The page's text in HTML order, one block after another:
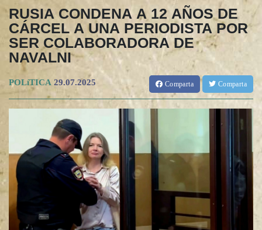
RUSIA CONDENA A 12 AÑOS DE
CÁRCEL A UNA PERIODISTA POR
SER COLABORADORA DE
NAVALNI
POLíTICA 29.07.2025 Comparta Comparta